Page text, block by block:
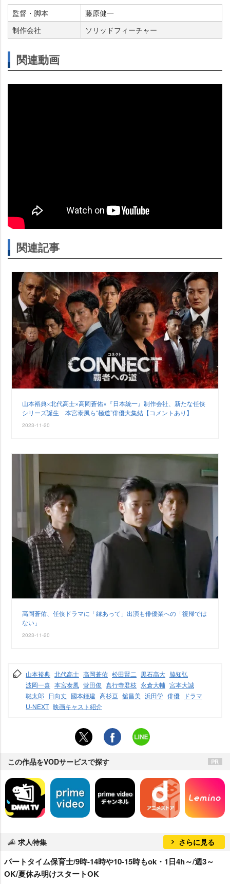
監督・脚本
藤原健一
制作会社
ソリッドフィーチャー
関連動画
関連記事
山本裕典×北代高士×高岡蒼佑×『日本統一』制作会社、新たな任侠
シリーズ誕生 本宮泰風ら“極道”俳優大集結【コメントあり】
2023-11-20
高岡蒼佑、任侠ドラマに「縁あって」出演も俳優業への「復帰では
ない」
2023-11-20
山本裕典 北代高士 高岡蒼佑 松田賢二 黒石高大 脇知弘
波岡一喜 本宮泰風 菅田俊 真行寺君枝 永倉大輔 宮本大誠
聡太郎 日向丈 國本鍾建 高杉亘 舘昌美 浜田学 俳優
ドラマ
U-NEXT 映画キャスト紹介
この作品をVODサービスで探す
求人特集 さらに見る
パートタイム保育士/9時-14時や10-15時もok・1日4h～/週3～
OK/夏休み明けスタートOK